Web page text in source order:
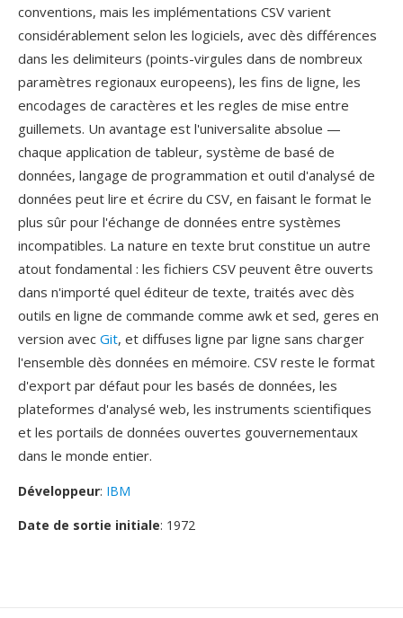
conventions, mais les implémentations CSV varient
considérablement selon les logiciels, avec dès différences
dans les delimiteurs (points-virgules dans de nombreux
paramètres regionaux europeens), les fins de ligne, les
encodages de caractères et les regles de mise entre
guillemets. Un avantage est l'universalite absolue —
chaque application de tableur, système de basé de
données, langage de programmation et outil d'analysé de
données peut lire et écrire du CSV, en faisant le format le
plus sûr pour l'échange de données entre systèmes
incompatibles. La nature en texte brut constitue un autre
atout fondamental : les fichiers CSV peuvent être ouverts
dans n'importé quel éditeur de texte, traités avec dès
outils en ligne de commande comme awk et sed, geres en
version avec Git, et diffuses ligne par ligne sans charger
l'ensemble dès données en mémoire. CSV reste le format
d'export par défaut pour les basés de données, les
plateformes d'analysé web, les instruments scientifiques
et les portails de données ouvertes gouvernementaux
dans le monde entier.
Développeur: IBM
Date de sortie initiale: 1972